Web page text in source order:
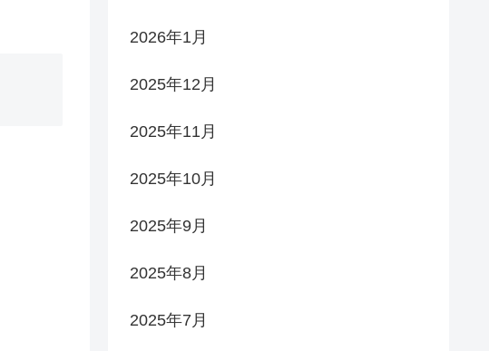
2026年1月
2025年12月
2025年11月
2025年10月
2025年9月
2025年8月
2025年7月